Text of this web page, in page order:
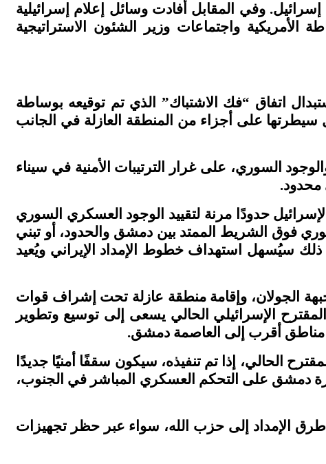
وفي المقابل أفادت وسائل إعلام إسرائيلية
واجتماعات وزير الشئون الاستراتيجية
إلى اتفاقية السلام التي أبرمتها إسرائيل مع مصر عام 1979، بهدف استبدال اتفاق “فك الاشتباك” الذي تم توقيعه بوساطة
سيطرتها على أجزاء من المنطقة العازلة في الجانب
السوري، على غرار الترتيبات الأمنية في سيناء
محدود.
حدودًا مرنة لتقييد الوجود العسكري السوري
فوق الشريط الممتد بين دمشق والحدود، أو تبني
سيُسهل استهداف خطوط الإمداد الإيراني ويُعيد
إطلاق النار على جبهة الجولان، وإقامة منطقة عازلة تحت إشراف قوات
الإسرائيلي الحالي يسعى إلى توسيع وتطوير
مناطق أقرب إلى العاصمة دمشق.
بالجولان، بينما المقترح الحالي، إذا تم تنفيذه، سيكون سقفًا أمنيًا جديدًا
قدرة دمشق على التحكم العسكري المباشر في الجنوب،
الإمداد إلى حزب الله، سواء عبر حظر تجهيزات